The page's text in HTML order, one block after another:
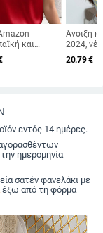
και
Γιλέκο με
Άνοιξη
2024,
και
με σέξι,
20.79€
εντός 14 ημέρες.
ημερομηνία
σατέν φανελάκι με
έξω από τη φόρμα